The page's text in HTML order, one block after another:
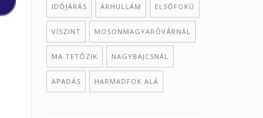
IDŐJÁRÁS ÁRHULLÁM ELSŐFOKÚ
VÍSZINT MOSONMAGYARÓVÁRNÁL
MA TETŐZIK NAGYBAJCSNÁL
APADÁS HARMADFOK ALÁ